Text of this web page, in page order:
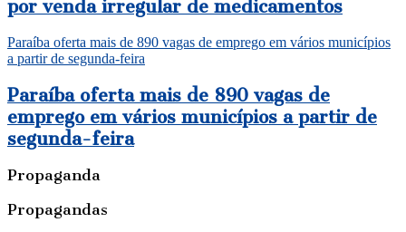
por venda irregular de medicamentos
Paraíba oferta mais de 890 vagas de emprego em vários municípios
a partir de segunda-feira
Paraíba oferta mais de 890 vagas de
emprego em vários municípios a partir de
segunda-feira
Propaganda
Propagandas